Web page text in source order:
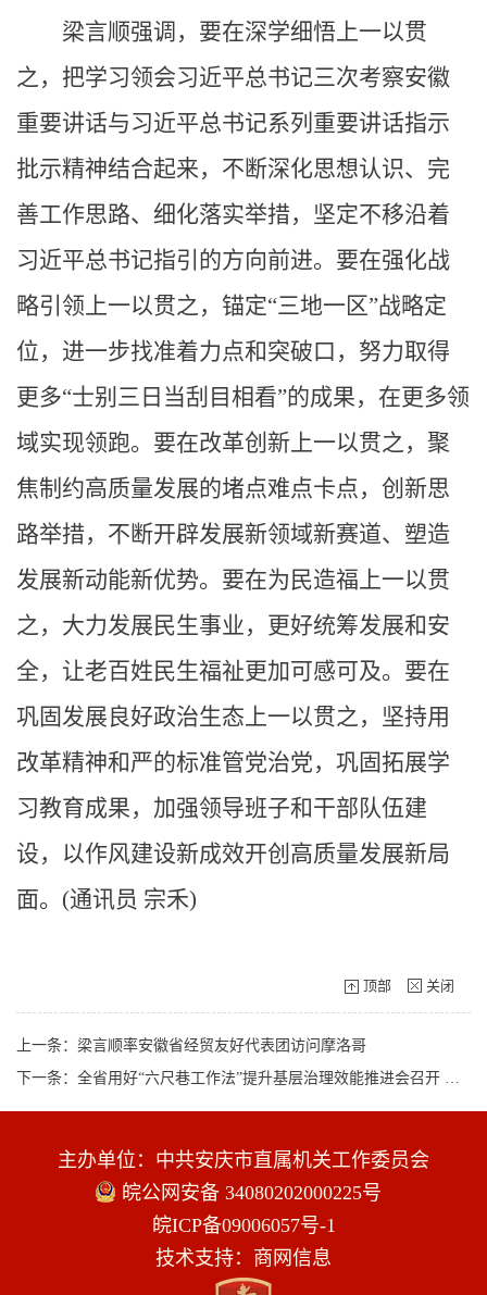
梁言顺强调，要在深学细悟上一以贯
之，把学习领会习近平总书记三次考察安徽
重要讲话与习近平总书记系列重要讲话指示
批示精神结合起来，不断深化思想认识、完
善工作思路、细化落实举措，坚定不移沿着
习近平总书记指引的方向前进。要在强化战
略引领上一以贯之，锚定“三地一区”战略定
位，进一步找准着力点和突破口，努力取得
更多“士别三日当刮目相看”的成果，在更多领
域实现领跑。要在改革创新上一以贯之，聚
焦制约高质量发展的堵点难点卡点，创新思
路举措，不断开辟发展新领域新赛道、塑造
发展新动能新优势。要在为民造福上一以贯
之，大力发展民生事业，更好统筹发展和安
全，让老百姓民生福祉更加可感可及。要在
巩固发展良好政治生态上一以贯之，坚持用
改革精神和严的标准管党治党，巩固拓展学
习教育成果，加强领导班子和干部队伍建
设，以作风建设新成效开创高质量发展新局
面。(通讯员 宗禾)
顶部 关闭
上一条：梁言顺率安徽省经贸友好代表团访问摩洛哥
下一条：全省用好“六尺巷工作法”提升基层治理效能推进会召开 梁言顺作出批示
主办单位：中共安庆市直属机关工作委员会
皖公网安备 34080202000225号
皖ICP备09006057号-1
技术支持：商网信息